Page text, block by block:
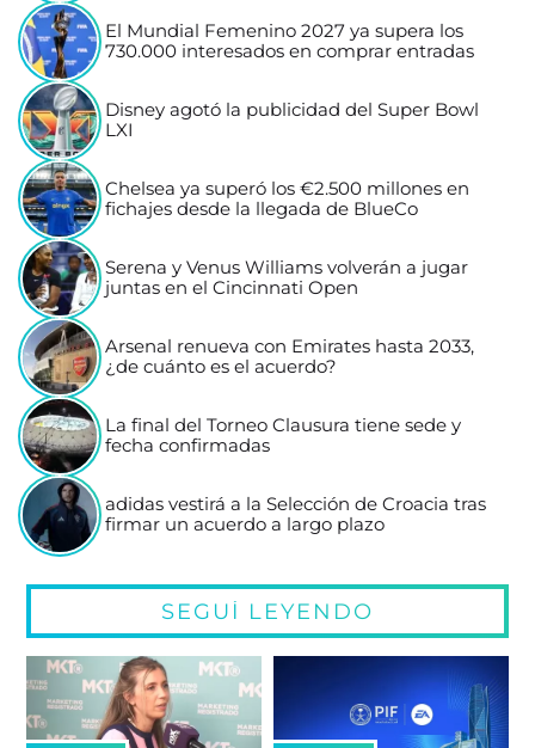
El Mundial Femenino 2027 ya supera los
730.000 interesados en comprar entradas
Disney agotó la publicidad del Super Bowl
LXI
Chelsea ya superó los €2.500 millones en
fichajes desde la llegada de BlueCo
Serena y Venus Williams volverán a jugar
juntas en el Cincinnati Open
Arsenal renueva con Emirates hasta 2033,
¿de cuánto es el acuerdo?
La final del Torneo Clausura tiene sede y
fecha confirmadas
adidas vestirá a la Selección de Croacia tras
firmar un acuerdo a largo plazo
SEGUÍ LEYENDO